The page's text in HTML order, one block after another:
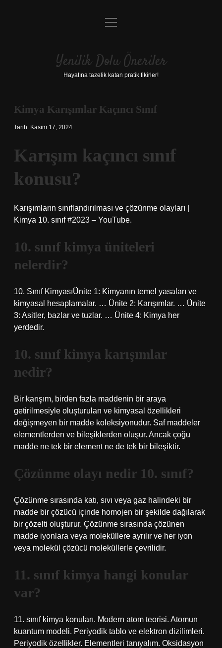
Anasayfa
Yasal Uyarı
menüyü
Yenilik Dolu Öneriler
Hayatına tazelik katan pratik fikirler!
Kimya Karışımlar Kaçıncı Sınıf
Tarih: Kasım 17, 2024
Karışım kaçıncı sınıf
konusu?
Karışımların sınıflandırılması ve çözünme olayları |
Kimya 10. sınıf #2023 – YouTube.
10. sınıf kimya üniteleri
nelerdir?
10. Sınıf KimyasıÜnite 1: Kimyanın temel yasaları ve
kimyasal hesaplamalar. … Ünite 2: Karışımlar. … Ünite
3: Asitler, bazlar ve tuzlar. … Ünite 4: Kimya her
yerdedir.
10. sınıf kimya karışımlar
nedir?
Bir karışım, birden fazla maddenin bir araya
getirilmesiyle oluşturulan ve kimyasal özellikleri
değişmeyen bir madde koleksiyonudur. Saf maddeler
elementlerden ve bileşiklerden oluşur. Ancak çoğu
madde ne tek bir element ne de tek bir bileşiktir.
Çözünme olayı nedir 10. sınıf?
Çözünme sırasında katı, sıvı veya gaz halindeki bir
madde bir çözücü içinde homojen bir şekilde dağılarak
bir çözelti oluşturur. Çözünme sırasında çözünen
madde iyonlara veya moleküllere ayrılır ve her iyon
veya molekül çözücü moleküllerle çevrilidir.
11. sınıf kimya hangi konular
var?
11. sınıf kimya konuları. Modern atom teorisi. Atomun
kuantum modeli. Periyodik tablo ve elektron dizilimleri.
Periyodik özellikler. Elementleri tanıyalım. Oksidasyon